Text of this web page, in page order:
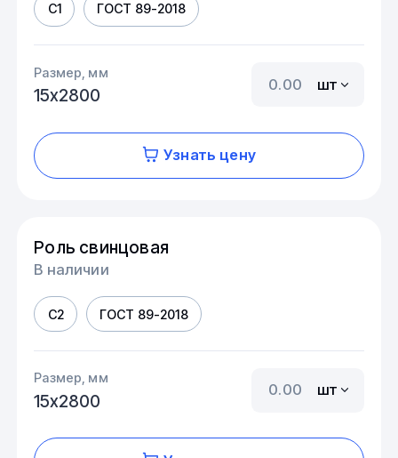
С1 ГОСТ 89-2018
Размер, мм
15х2800
шт
Узнать цену
Роль свинцовая
В наличии
С2 ГОСТ 89-2018
Размер, мм
15х2800
шт